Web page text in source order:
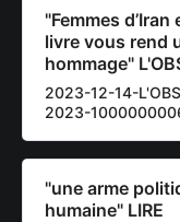
"Femmes
livre vous rend
hommage"
2023-12-14-
2023-
"une arme
humaine" LIRE